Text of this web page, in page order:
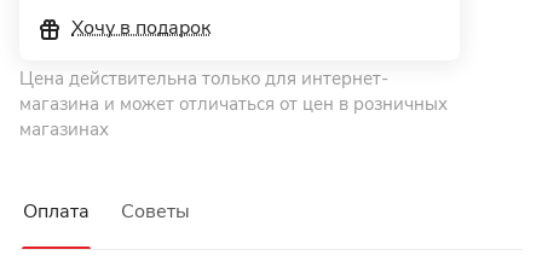
Хочу в подарок
Цена действительна только для интернет-
магазина и может отличаться от цен в розничных
магазинах
Оплата Советы